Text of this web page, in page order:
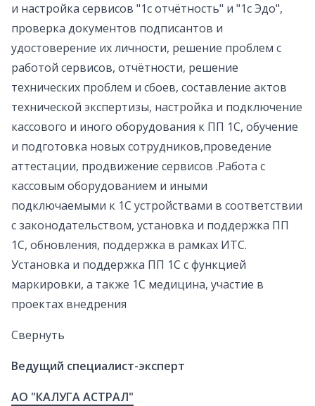
и настройка сервисов "1с отчётность" и "1с Эдо",
проверка документов подписантов и
удостоверение их личности, решение проблем с
работой сервисов, отчётности, решение
технических проблем и сбоев, составление актов
технической экспертизы, настройка и подключение
кассового и иного оборудования к ПП 1С, обучение
и подготовка новых сотрудников,проведение
аттестации, продвижение сервисов .Работа с
кассовым оборудованием и иными
подключаемыми к 1С устройствами в соответствии
с законодательством, установка и поддержка ПП
1С, обновления, поддержка в рамках ИТС.
Установка и поддержка ПП 1С с функцией
маркировки, а также 1С медицина, участие в
проектах внедрения
Свернуть
Ведущий специалист-эксперт
АО "КАЛУГА АСТРАЛ"